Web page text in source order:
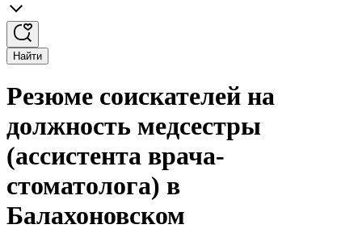
Найти
Резюме соискателей на
должность медсестры
(ассистента врача-
стоматолога) в
Балахоновском